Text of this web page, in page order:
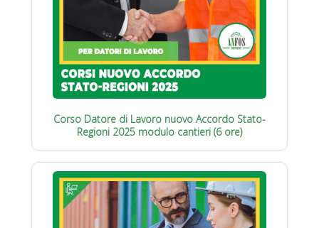
Corso Datore di Lavoro nuovo Accordo Stato-
Regioni 2025 modulo cantieri (6 ore)